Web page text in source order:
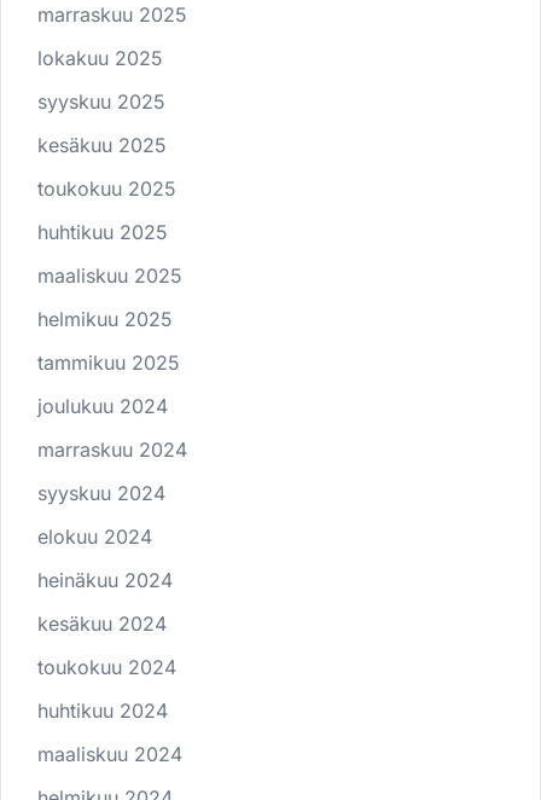
marraskuu 2025
lokakuu 2025
syyskuu 2025
kesäkuu 2025
toukokuu 2025
huhtikuu 2025
maaliskuu 2025
helmikuu 2025
tammikuu 2025
joulukuu 2024
marraskuu 2024
syyskuu 2024
elokuu 2024
heinäkuu 2024
kesäkuu 2024
toukokuu 2024
huhtikuu 2024
maaliskuu 2024